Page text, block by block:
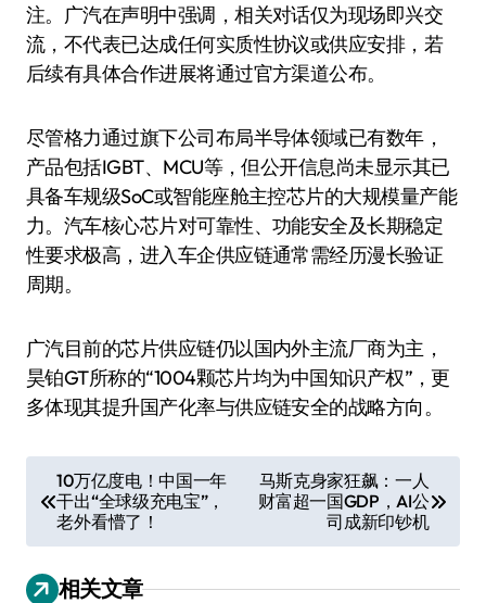
注。广汽在声明中强调，相关对话仅为现场即兴交
流，不代表已达成任何实质性协议或供应安排，若
后续有具体合作进展将通过官方渠道公布。
尽管格力通过旗下公司布局半导体领域已有数年，
产品包括IGBT、MCU等，但公开信息尚未显示其已
具备车规级SoC或智能座舱主控芯片的大规模量产能
力。汽车核心芯片对可靠性、功能安全及长期稳定
性要求极高，进入车企供应链通常需经历漫长验证
周期。
广汽目前的芯片供应链仍以国内外主流厂商为主，
昊铂GT所称的“1004颗芯片均为中国知识产权”，更
多体现其提升国产化率与供应链安全的战略方向。
章
导
航
10万亿度电！中国一年
干出“全球级充电宝”，
老外看懵了！
马斯克身家狂飙：一人
财富超一国GDP，AI公
司成新印钞机
相关文章